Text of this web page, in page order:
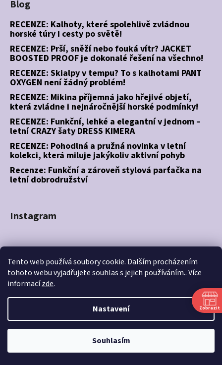
Tento web používá soubory cookie. Dalším procházením
tohoto webu vyjadřujete souhlas s jejich používáním.. Více
informacízde.
Nastavení
Souhlasím
Blog
RECENZE: Kalhoty, které spolehlivě zvládnou
horské túry i cesty po světě!
RECENZE: Prší, sněží nebo fouká vítr? JACKET
BOOSTED PROOF je dokonalé řešení na všechno!
RECENZE: Skialpy v tempu? To s kalhotami PANT
OXYGEN není žádný problém!
RECENZE: Mikina příjemná jako hřejivé objetí,
která zvládne i nejnáročnější horské podmínky!
RECENZE: Funkční, lehké a elegantní v jednom –
letní CRAZY šaty DRESS KIMERA
RECENZE: Pohodlná a pružná novinka v letní
kolekci, která miluje jakýkoliv aktivní pohyb
Recenze: Funkční a zároveň stylová parťačka na
letní dobrodružství
Instagram
Zobrazit